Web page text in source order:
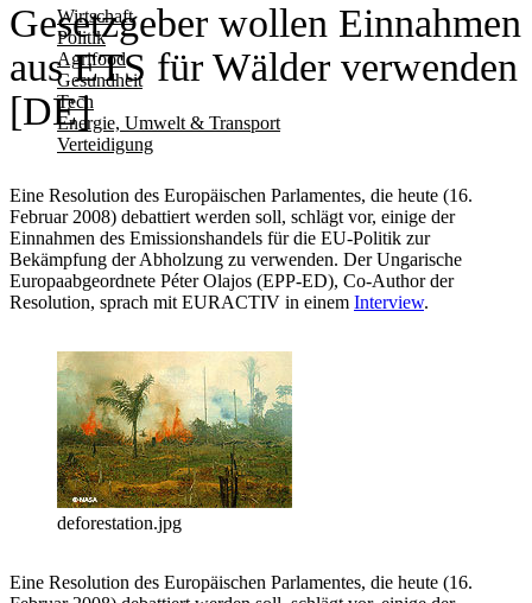
Wirtschaft
Politik
Agrifood
Gesundheit
Tech
Energie, Umwelt & Transport
Verteidigung
Gesetzgeber wollen Einnahmen
aus ETS für Wälder verwenden
[DE]
Eine Resolution des Europäischen Parlamentes, die heute (16.
Februar 2008) debattiert werden soll, schlägt vor, einige der
Einnahmen des Emissionshandels für die EU-Politik zur
Bekämpfung der Abholzung zu verwenden. Der Ungarische
Europaabgeordnete Péter Olajos (EPP-ED), Co-Author der
Resolution, sprach mit EURACTIV in einem Interview.
deforestation.jpg
Eine Resolution des Europäischen Parlamentes, die heute (16.